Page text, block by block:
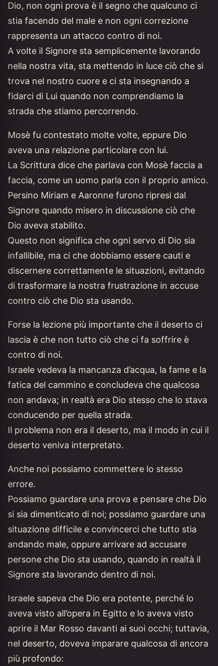
Dio, non ogni prova è il segno che qualcuno ci
stia facendo del male e non ogni correzione
rappresenta un attacco contro di noi.
A volte il Signore sta semplicemente lavorando
nella nostra vita, sta mettendo in luce ciò che si
trova nel nostro cuore e ci sta insegnando a
fidarci di Lui quando non comprendiamo la
strada che stiamo percorrendo.
Mosè fu contestato molte volte, eppure Dio
aveva una relazione particolare con lui.
La Scrittura dice che parlava con Mosè faccia a
faccia, come un uomo parla con il proprio amico.
Persino Miriam e Aaronne furono ripresi dal
Signore quando misero in discussione ciò che
Dio aveva stabilito.
Questo non significa che ogni servo di Dio sia
infallibile, ma ci che dobbiamo essere cauti e
discernere correttamente le situazioni, evitando
di trasformare la nostra frustrazione in accuse
contro ciò che Dio sta usando.
Forse la lezione più importante che il deserto ci
lascia è che non tutto ciò che ci fa soffrire è
contro di noi.
Israele vedeva la mancanza d’acqua, la fame e la
fatica del cammino e concludeva che qualcosa
non andava; in realtà era Dio stesso che lo stava
conducendo per quella strada.
Il problema non era il deserto, ma il modo in cui il
deserto veniva interpretato.
Anche noi possiamo commettere lo stesso
errore.
Possiamo guardare una prova e pensare che Dio
si sia dimenticato di noi; possiamo guardare una
situazione difficile e convincerci che tutto stia
andando male, oppure arrivare ad accusare
persone che Dio sta usando, quando in realtà il
Signore sta lavorando dentro di noi.
Israele sapeva che Dio era potente, perché lo
aveva visto all’opera in Egitto e lo aveva visto
aprire il Mar Rosso davanti ai suoi occhi; tuttavia,
nel deserto, doveva imparare qualcosa di ancora
più profondo: